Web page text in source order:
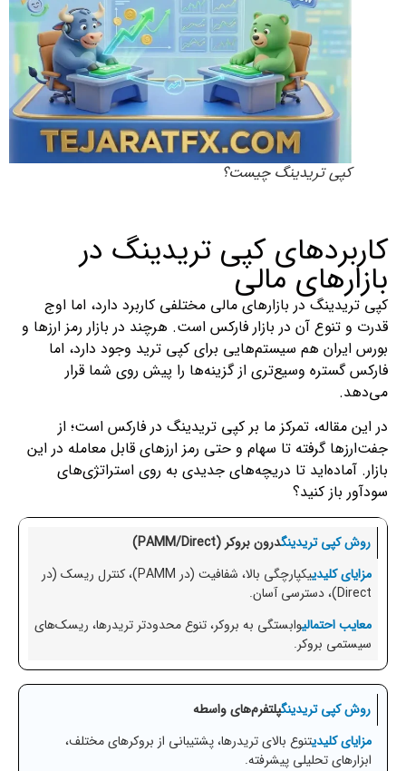
کپی تریدینگ چیست؟
کاربردهای کپی تریدینگ در
بازارهای مالی
کپی تریدینگ در بازارهای مالی مختلفی کاربرد دارد، اما اوج
قدرت و تنوع آن در بازار فارکس است. هرچند در بازار رمز ارزها و
بورس ایران هم سیستم‌هایی برای کپی ترید وجود دارد، اما
فارکس گستره وسیع‌تری از گزینه‌ها را پیش روی شما قرار
می‌دهد.
در این مقاله، تمرکز ما بر کپی تریدینگ در فارکس است؛ از
جفت‌ارزها گرفته تا سهام و حتی رمز ارزهای قابل معامله در این
بازار. آماده‌اید تا دریچه‌های جدیدی به روی استراتژی‌های
سودآور باز کنید؟
درون بروکر (PAMM/Direct)
یکپارچگی بالا، شفافیت (در PAMM)، کنترل ریسک (در
Direct)، دسترسی آسان.
وابستگی به بروکر، تنوع محدودتر تریدرها، ریسک‌های
سیستمی بروکر.
پلتفرم‌های واسطه
تنوع بالای تریدرها، پشتیبانی از بروکرهای مختلف،
ابزارهای تحلیلی پیشرفته.